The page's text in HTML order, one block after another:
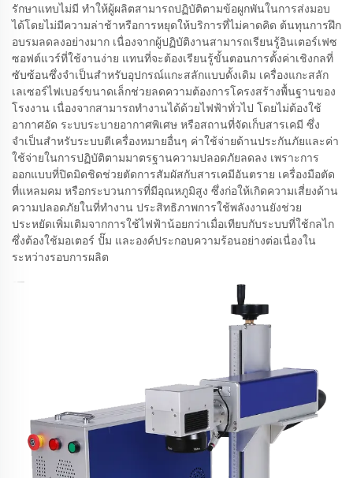
รักษาแทบไม่มี ทำให้ผู้ผลิตสามารถปฏิบัติตามข้อผูกพันในการส่งมอบ
ได้โดยไม่มีความล่าช้าหรือการหยุดให้บริการที่ไม่คาดคิด ต้นทุนการฝึก
อบรมลดลงอย่างมาก เนื่องจากผู้ปฏิบัติงานสามารถเรียนรู้อินเตอร์เฟซ
ซอฟต์แวร์ที่ใช้งานง่าย แทนที่จะต้องเรียนรู้ขั้นตอนการตั้งค่าเชิงกลที่
ซับซ้อนซึ่งจำเป็นสำหรับอุปกรณ์แกะสลักแบบดั้งเดิม เครื่องแกะสลัก
เลเซอร์ไฟเบอร์ขนาดเล็กช่วยลดความต้องการโครงสร้างพื้นฐานของ
โรงงาน เนื่องจากสามารถทำงานได้ด้วยไฟฟ้าทั่วไป โดยไม่ต้องใช้
อากาศอัด ระบบระบายอากาศพิเศษ หรือสถานที่จัดเก็บสารเคมี ซึ่ง
จำเป็นสำหรับระบบตีเครื่องหมายอื่นๆ ค่าใช้จ่ายด้านประกันภัยและค่า
ใช้จ่ายในการปฏิบัติตามมาตรฐานความปลอดภัยลดลง เพราะการ
ออกแบบที่ปิดมิดชิดช่วยตัดการสัมผัสกับสารเคมีอันตราย เครื่องมือตัด
ที่แหลมคม หรือกระบวนการที่มีอุณหภูมิสูง ซึ่งก่อให้เกิดความเสี่ยงด้าน
ความปลอดภัยในที่ทำงาน ประสิทธิภาพการใช้พลังงานยังช่วย
ประหยัดเพิ่มเติมจากการใช้ไฟฟ้าน้อยกว่าเมื่อเทียบกับระบบที่ใช้กลไก
ซึ่งต้องใช้มอเตอร์ ปั๊ม และองค์ประกอบความร้อนอย่างต่อเนื่องใน
ระหว่างรอบการผลิต